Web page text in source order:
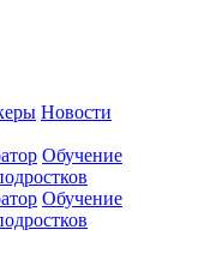
Новости
Обучение
Обучение